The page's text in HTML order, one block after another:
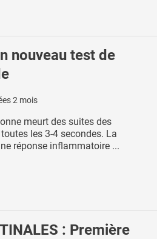
nouveau test de
2 mois
meurt des suites des
les 3-4 secondes. La
réponse inflammatoire ...
: Première